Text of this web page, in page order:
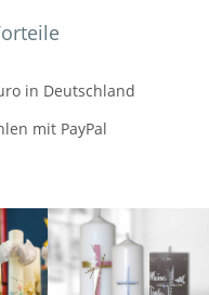
in Deutschland
mit PayPal